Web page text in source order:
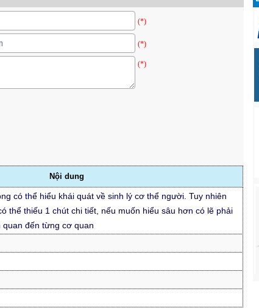
(*)
(*)
(*)
Nội dung
có thể hiểu khái quát về sinh lý cơ thể người. Tuy nhiên
thể thiếu 1 chút chi tiết, nếu muốn hiểu sâu hơn có lẽ phải
quan đến từng cơ quan